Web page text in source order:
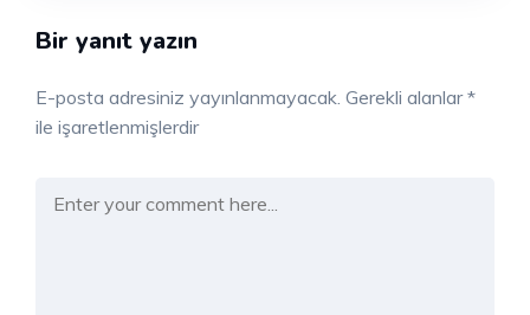
Bir yanıt yazın
E-posta adresiniz yayınlanmayacak. Gerekli alanlar*
ile işaretlenmişlerdir